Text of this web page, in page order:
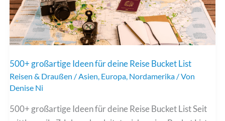
500+ großartige Ideen für deine Reise Bucket List
Reisen & Draußen /Asien, Europa, Nordamerika / Von
Denise Ni
500+ großartige Ideen für deine Reise Bucket List Seit